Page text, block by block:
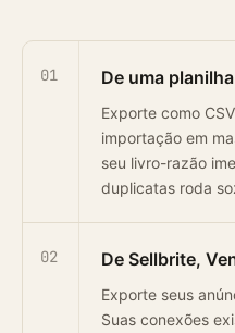
01 De uma planilha
Exporte como
importação em
seu livro-razão
duplicatas roda
02 De Sellbrite,
Exporte seus
Suas conexões